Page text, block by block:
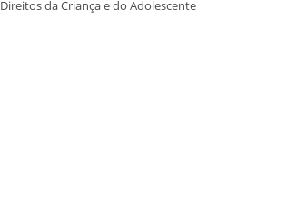
Direitos da Criança e do Adolescente